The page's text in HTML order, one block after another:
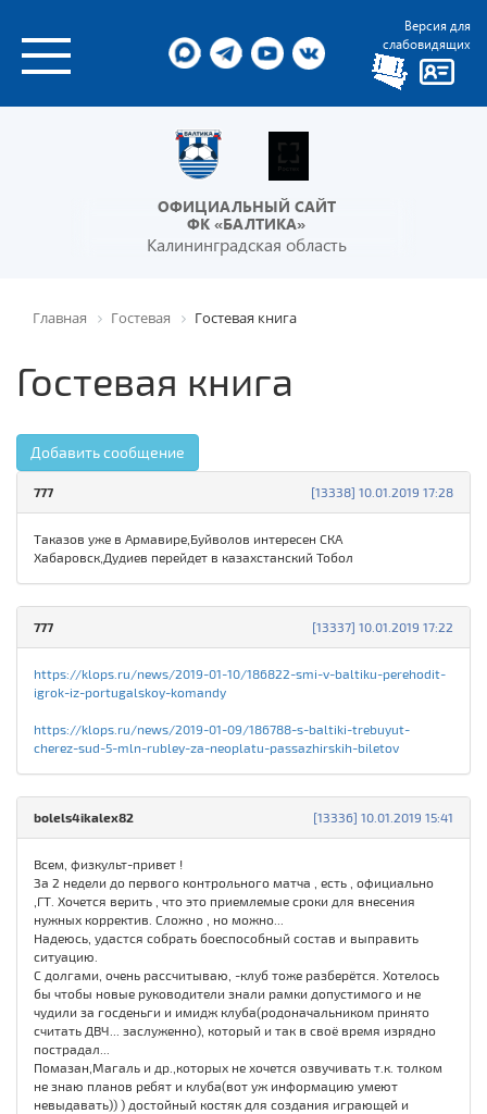
Версия для
слабовидящих
ОФИЦИАЛЬНЫЙ САЙТ
ФК «БАЛТИКА»
Калининградская область
Главная Гостевая Гостевая книга
Гостевая книга
Добавить сообщение
[13338] 10.01.2019 17:28
777
Таказов уже в Армавире,Буйволов интересен СКА
Хабаровск,Дудиев перейдет в казахстанский Тобол
[13337] 10.01.2019 17:22
777
https://klops.ru/news/2019-01-10/186822-smi-v-baltiku-perehodit-
igrok-iz-portugalskoy-komandy
https://klops.ru/news/2019-01-09/186788-s-baltiki-trebuyut-
cherez-sud-5-mln-rubley-za-neoplatu-passazhirskih-biletov
[13336] 10.01.2019 15:41
bolels4ikalex82
Всем, физкульт-привет !
За 2 недели до первого контрольного матча , есть , официально
,ГТ. Хочется верить , что это приемлемые сроки для внесения
нужных корректив. Сложно , но можно...
Надеюсь, удастся собрать боеспособный состав и выправить
ситуацию.
С долгами, очень рассчитываю, -клуб тоже разберётся. Хотелось
бы чтобы новые руководители знали рамки допустимого и не
чудили за госденьги и имидж клуба(родоначальником принято
считать ДВЧ... заслуженно), который и так в своё время изрядно
пострадал...
Помазан,Магаль и др.,которых не хочется озвучивать т.к. толком
не знаю планов ребят и клуба(вот уж информацию умеют
невыдавать)) ) достойный костяк для создания играющей и